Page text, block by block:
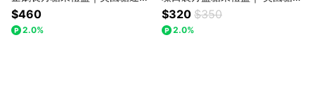
包4包入
$460
2.0%
你包2包入｜ 快速出貨
$320 $350
2.0%